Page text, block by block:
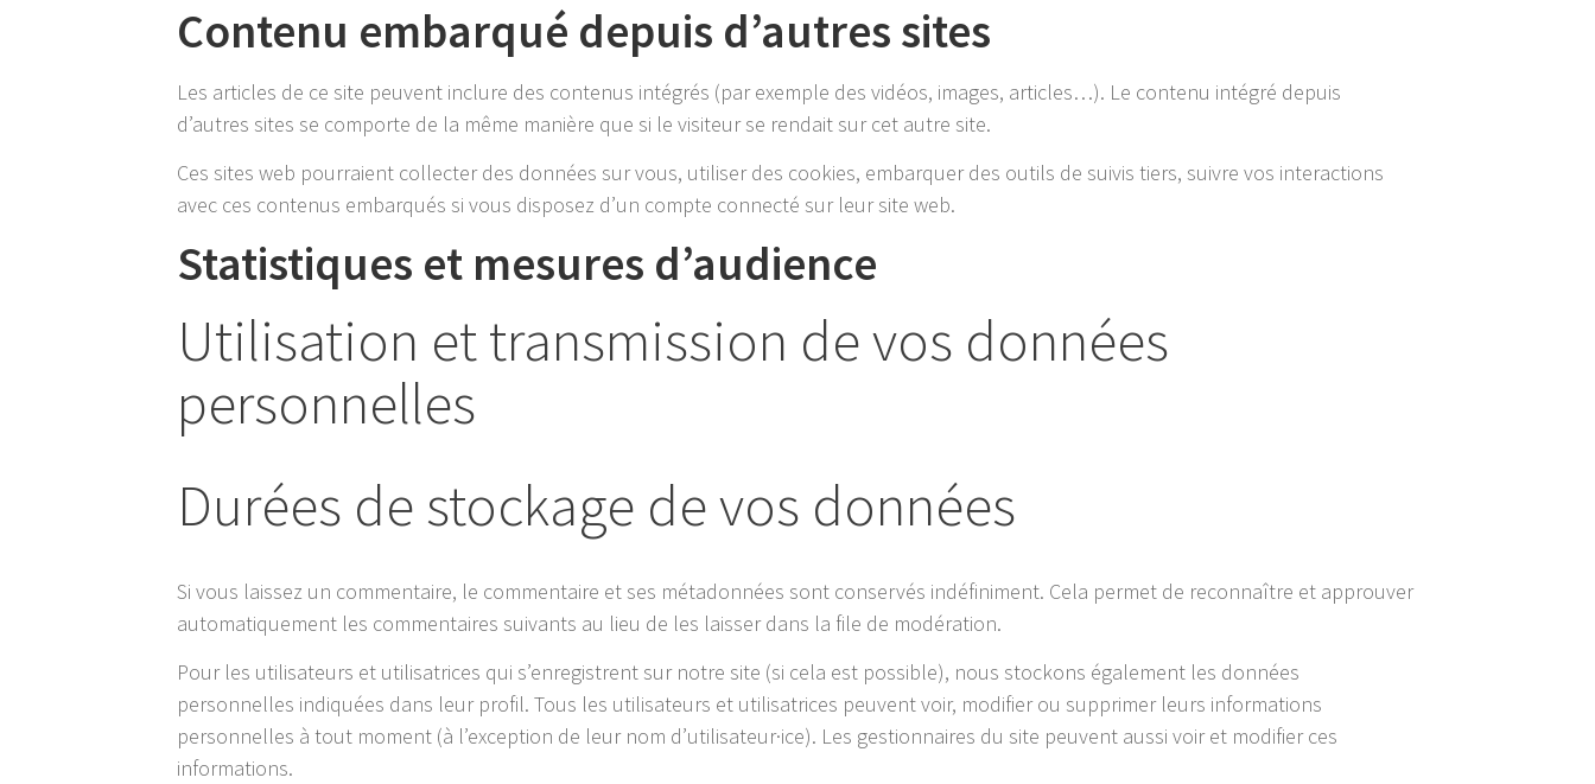
Contenu embarqué depuis d’autres sites
Les articles de ce site peuvent inclure des contenus intégrés (par exemple des vidéos, images, articles…). Le contenu intégré depuis
d’autres sites se comporte de la même manière que si le visiteur se rendait sur cet autre site.
Ces sites web pourraient collecter des données sur vous, utiliser des cookies, embarquer des outils de suivis tiers, suivre vos interactions
avec ces contenus embarqués si vous disposez d’un compte connecté sur leur site web.
Statistiques et mesures d’audience
Utilisation et transmission de vos données
personnelles
Durées de stockage de vos données
Si vous laissez un commentaire, le commentaire et ses métadonnées sont conservés indéfiniment. Cela permet de reconnaître et approuver
automatiquement les commentaires suivants au lieu de les laisser dans la file de modération.
Pour les utilisateurs et utilisatrices qui s’enregistrent sur notre site (si cela est possible), nous stockons également les données
personnelles indiquées dans leur profil. Tous les utilisateurs et utilisatrices peuvent voir, modifier ou supprimer leurs informations
personnelles à tout moment (à l’exception de leur nom d’utilisateur·ice). Les gestionnaires du site peuvent aussi voir et modifier ces
informations.